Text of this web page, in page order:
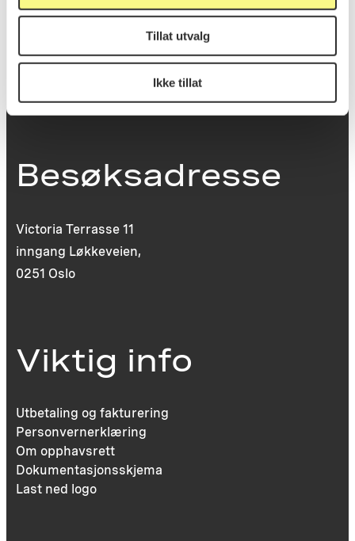
Tillat utvalg
Ikke tillat
St. Olavs plass
post@koro.no
Besøksadresse
Victoria Terrasse 11
inngang Løkkeveien,
0251 Oslo
Viktig info
Utbetaling og fakturering
Personvernerklæring
Om opphavsrett
Dokumentasjonsskjema
Last ned logo